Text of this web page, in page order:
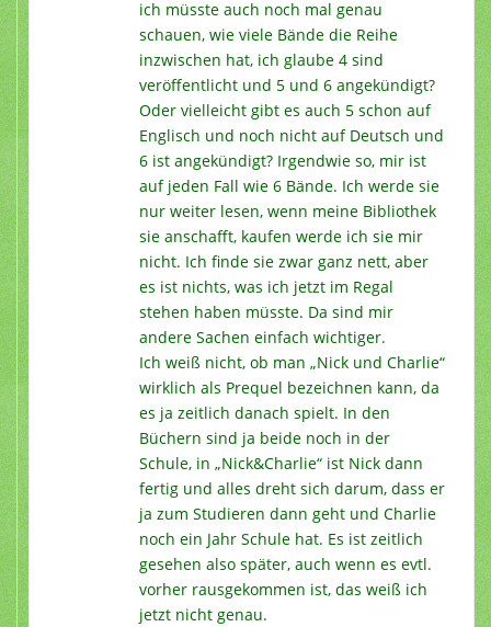
ich müsste auch noch mal genau
schauen, wie viele Bände die Reihe
inzwischen hat, ich glaube 4 sind
veröffentlicht und 5 und 6 angekündigt?
Oder vielleicht gibt es auch 5 schon auf
Englisch und noch nicht auf Deutsch und
6 ist angekündigt? Irgendwie so, mir ist
auf jeden Fall wie 6 Bände. Ich werde sie
nur weiter lesen, wenn meine Bibliothek
sie anschafft, kaufen werde ich sie mir
nicht. Ich finde sie zwar ganz nett, aber
es ist nichts, was ich jetzt im Regal
stehen haben müsste. Da sind mir
andere Sachen einfach wichtiger.
Ich weiß nicht, ob man „Nick und Charlie“
wirklich als Prequel bezeichnen kann, da
es ja zeitlich danach spielt. In den
Büchern sind ja beide noch in der
Schule, in „Nick&Charlie“ ist Nick dann
fertig und alles dreht sich darum, dass er
ja zum Studieren dann geht und Charlie
noch ein Jahr Schule hat. Es ist zeitlich
gesehen also später, auch wenn es evtl.
vorher rausgekommen ist, das weiß ich
jetzt nicht genau.